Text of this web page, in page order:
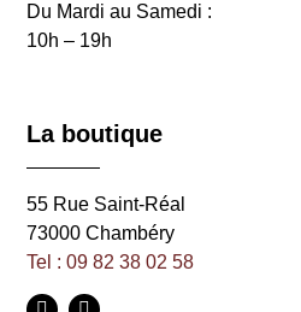
Du Mardi au Samedi :
10h – 19h
La boutique
55 Rue Saint-Réal
73000 Chambéry
Tel : 09 82 38 02 58